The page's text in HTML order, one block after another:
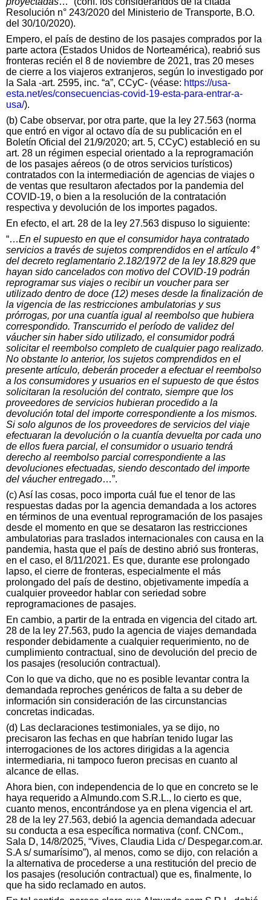
Resolución n° 243/2020 del Ministerio de Transporte, B.O.
del 30/10/2020).
Empero, el país de destino de los pasajes comprados por la
parte actora (Estados Unidos de Norteamérica), reabrió sus
fronteras recién el 8 de noviembre de 2021, tras 20 meses
de cierre a los viajeros extranjeros, según lo investigado por
la Sala -art. 2595, inc. “a”, CCyC- (véase: https://usa-
esta.net/es/consecuencias-covid-19-esta-para-entrar-a-
usa/).
(b) Cabe observar, por otra parte, que la ley 27.563 (norma
que entró en vigor al octavo día de su publicación en el
Boletín Oficial del 21/9/2020; art. 5, CCyC) estableció en su
art. 28 un régimen especial orientado a la reprogramación
de los pasajes aéreos (o de otros servicios turísticos)
contratados con la intermediación de agencias de viajes o
de ventas que resultaron afectados por la pandemia del
COVID-19, o bien a la resolución de la contratación
respectiva y devolución de los importes pagados.
En efecto, el art. 28 de la ley 27.563 dispuso lo siguiente:
“…En el supuesto en que el consumidor haya contratado
servicios a través de sujetos comprendidos en el artículo 4°
del decreto reglamentario 2.182/1972 de la ley 18.829 que
hayan sido cancelados con motivo del COVID-19 podrán
reprogramar sus viajes o recibir un voucher para ser
utilizado dentro de doce (12) meses desde la finalización de
la vigencia de las restricciones ambulatorias y sus
prórrogas, por una cuantía igual al reembolso que hubiera
correspondido. Transcurrido el período de validez del
váucher sin haber sido utilizado, el consumidor podrá
solicitar el reembolso completo de cualquier pago realizado.
No obstante lo anterior, los sujetos comprendidos en el
presente artículo, deberán proceder a efectuar el reembolso
a los consumidores y usuarios en el supuesto de que éstos
solicitaran la resolución del contrato, siempre que los
proveedores de servicios hubieran procedido a la
devolución total del importe correspondiente a los mismos.
Si solo algunos de los proveedores de servicios del viaje
efectuaran la devolución o la cuantía devuelta por cada uno
de ellos fuera parcial, el consumidor o usuario tendrá
derecho al reembolso parcial correspondiente a las
devoluciones efectuadas, siendo descontado del importe
del váucher entregado…”.
(c) Así las cosas, poco importa cuál fue el tenor de las
respuestas dadas por la agencia demandada a los actores
en términos de una eventual reprogramación de los pasajes
desde el momento en que se desataron las restricciones
ambulatorias para traslados internacionales con causa en la
pandemia, hasta que el país de destino abrió sus fronteras,
en el caso, el 8/11/2021. Es que, durante ese prolongado
lapso, el cierre de fronteras, especialmente el más
prolongado del país de destino, objetivamente impedía a
cualquier proveedor hablar con seriedad sobre
reprogramaciones de pasajes.
En cambio, a partir de la entrada en vigencia del citado art.
28 de la ley 27.563, pudo la agencia de viajes demandada
responder debidamente a cualquier requerimiento, no de
cumplimiento contractual, sino de devolución del precio de
los pasajes (resolución contractual).
Con lo que va dicho, que no es posible levantar contra la
demandada reproches genéricos de falta a su deber de
información sin consideración de las circunstancias
concretas indicadas.
(d) Las declaraciones testimoniales, ya se dijo, no
precisaron las fechas en que habrían tenido lugar las
interrogaciones de los actores dirigidas a la agencia
intermediaria, ni tampoco fueron precisas en cuanto al
alcance de ellas.
Ahora bien, con independencia de lo que en concreto se le
haya requerido a Almundo.com S.R.L., lo cierto es que,
cuanto menos, encontrándose ya en plena vigencia el art.
28 de la ley 27.563, debió la agencia demandada adecuar
su conducta a esa específica normativa (conf. CNCom.,
Sala D, 14/8/2025, “Vives, Claudia Lida c/ Despegar.com.ar.
S.A s/ sumarísimo”), al menos, como se dijo, con relación a
la alternativa de procederse a una restitución del precio de
los pasajes (resolución contractual) que es, finalmente, lo
que ha sido reclamado en autos.